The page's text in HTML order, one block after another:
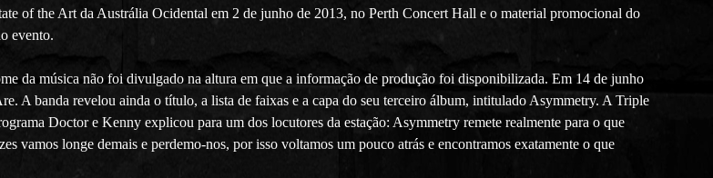
of the Art da Austrália Ocidental em 2 de junho de 2013, no Perth Concert Hall e o material promocional do
evento.
da música não foi divulgado na altura em que a informação de produção foi disponibilizada. Em 14 de junho
A banda revelou ainda o título, a lista de faixas e a capa do seu terceiro álbum, intitulado Asymmetry. A Triple
Doctor e Kenny explicou para um dos locutores da estação: Asymmetry remete realmente para o que
vamos longe demais e perdemo-nos, por isso voltamos um pouco atrás e encontramos exatamente o que